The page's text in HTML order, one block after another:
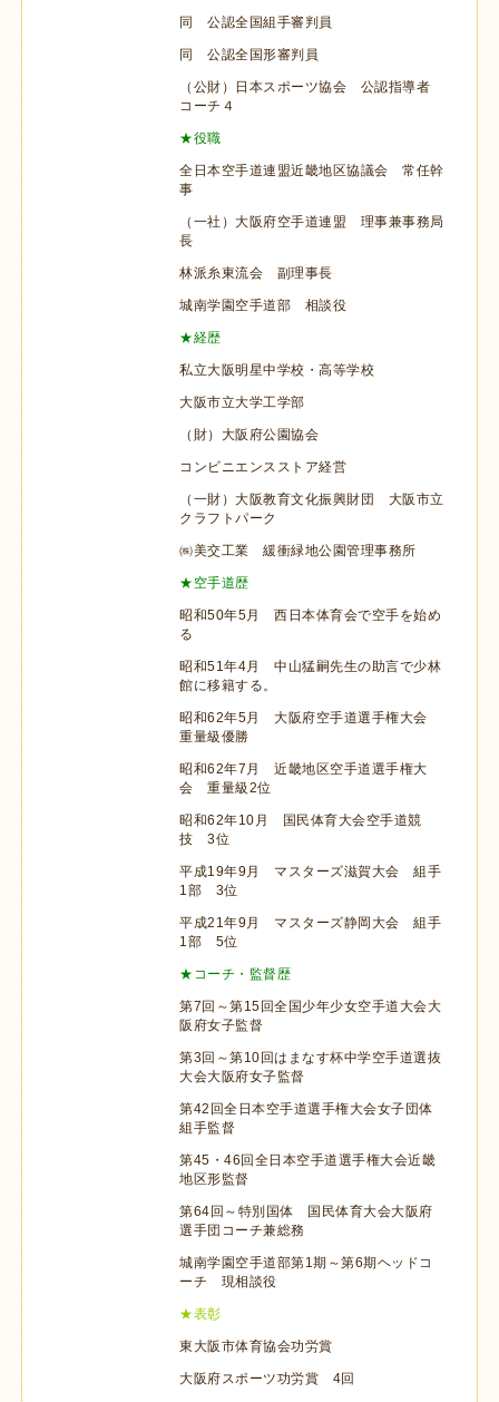
同 公認全国組手審判員
同 公認全国形審判員
（公財）日本スポーツ協会 公認指導者
コーチ４
★役職
全日本空手道連盟近畿地区協議会 常任幹
事
（一社）大阪府空手道連盟 理事兼事務局
長
林派糸東流会 副理事長
城南学園空手道部 相談役
★経歴
私立大阪明星中学校・高等学校
大阪市立大学工学部
（財）大阪府公園協会
コンビニエンスストア経営
（一財）大阪教育文化振興財団 大阪市立
クラフトパーク
㈱美交工業 緩衝緑地公園管理事務所
★空手道歴
昭和50年5月 西日本体育会で空手を始め
る
昭和51年4月 中山猛嗣先生の助言で少林
館に移籍する。
昭和62年5月 大阪府空手道選手権大会
重量級優勝
昭和62年7月 近畿地区空手道選手権大
会 重量級2位
昭和62年10月 国民体育大会空手道競
技 3位
平成19年9月 マスターズ滋賀大会 組手
1部 3位
平成21年9月 マスターズ静岡大会 組手
1部 5位
★コーチ・監督歴
第7回～第15回全国少年少女空手道大会大
阪府女子監督
第3回～第10回はまなす杯中学空手道選抜
大会大阪府女子監督
第42回全日本空手道選手権大会女子団体
組手監督
第45・46回全日本空手道選手権大会近畿
地区形監督
第64回～特別国体 国民体育大会大阪府
選手団コーチ兼総務
城南学園空手道部第1期～第6期ヘッドコ
ーチ 現相談役
★表彰
東大阪市体育協会功労賞
大阪府スポーツ功労賞 4回